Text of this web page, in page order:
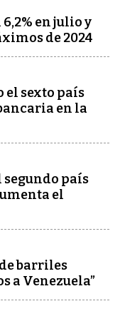
en julio y
de 2024
el sexto país
en la
segundo país
el
barriles
a Venezuela”